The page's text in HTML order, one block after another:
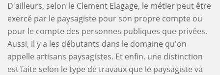
D'ailleurs, selon le Clement Elagage, le métier peut être
exercé par le paysagiste pour son propre compte ou
pour le compte des personnes publiques que privées.
Aussi, il y a les débutants dans le domaine qu'on
appelle artisans paysagistes. Et enfin, une distinction
est faite selon le type de travaux que le paysagiste va